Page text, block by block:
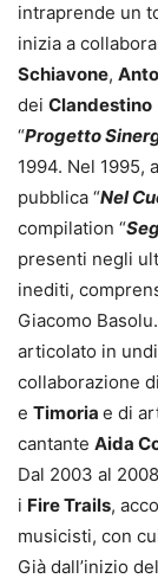
intraprende un
inizia a
Schiavone,
dei Clandestino
“Progetto
1994. Nel 1995,
pubblica “Nel
compilation “
presenti negli
inediti,
Giacomo
articolato in
collaborazione
e Timoria e di
cantante Aida
Dal 2003 al
i Fire Trails,
musicisti, con
Già dall’inizio